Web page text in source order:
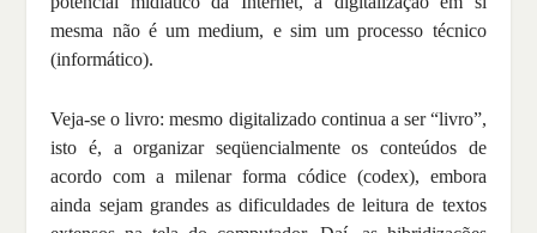
mesma não é um medium, e sim um processo técnico
(informático).
Veja-se o livro: mesmo digitalizado continua a ser “livro”,
isto é, a organizar seqüencialmente os conteúdos de
acordo com a milenar forma códice (codex), embora
ainda sejam grandes as dificuldades de leitura de textos